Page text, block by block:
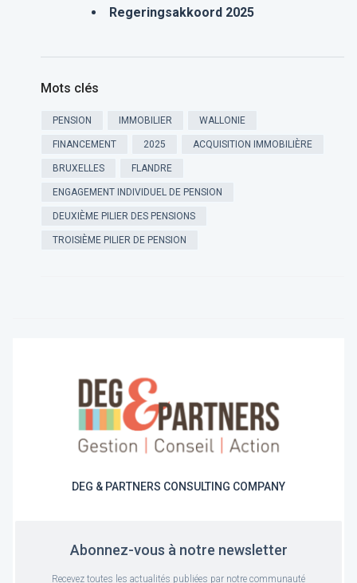
Regeringsakkoord 2025
Mots clés
PENSION IMMOBILIER WALLONIE
FINANCEMENT 2025 ACQUISITION IMMOBILIÈRE
BRUXELLES FLANDRE
ENGAGEMENT INDIVIDUEL DE PENSION
DEUXIÈME PILIER DES PENSIONS
TROISIÈME PILIER DE PENSION
DEG & PARTNERS CONSULTING COMPANY
Abonnez-vous à notre newsletter
Recevez toutes les actualités publiées par notre communauté